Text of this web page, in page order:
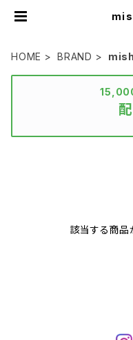
HOME BRAND
該当する商品